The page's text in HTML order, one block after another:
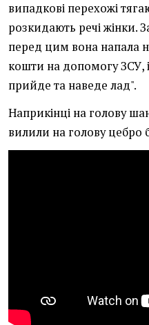
випадкові перехожі
розкидають речі жінки.
перед цим вона напала
кошти на допомогу ЗСУ,
прийде та наведе лад".
Наприкінці на голову
вилили на голову цебро